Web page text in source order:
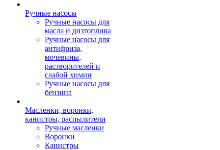
Ручные насосы
Ручные насосы для
масла и дизтоплива
Ручные насосы для
антифриза,
мочевины,
растворителей и
слабой химии
Ручные насосы для
бензина
Масленки, воронки,
канистры, распылители
Ручные масленки
Воронки
Канистры